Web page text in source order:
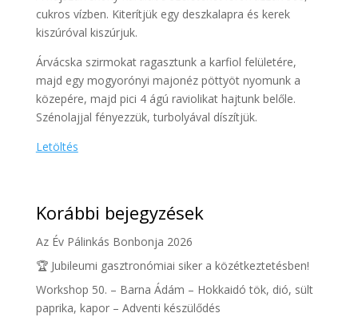
cukros vízben. Kiterítjük egy deszkalapra és kerek
kiszúróval kiszúrjuk.
Árvácska szirmokat ragasztunk a karfiol felületére,
majd egy mogyorónyi majonéz pöttyöt nyomunk a
közepére, majd pici 4 ágú raviolikat hajtunk belőle.
Szénolajjal fényezzük, turbolyával díszítjük.
Letöltés
Korábbi bejegyzések
Az Év Pálinkás Bonbonja 2026
🏆 Jubileumi gasztronómiai siker a közétkeztetésben!
Workshop 50. – Barna Ádám – Hokkaidó tök, dió, sült
paprika, kapor – Adventi készülődés